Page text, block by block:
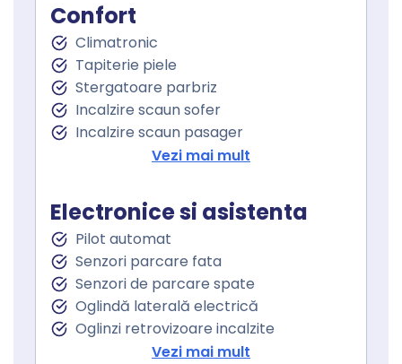
Confort
Climatronic
Tapiterie piele
Stergatoare parbriz
Incalzire scaun sofer
Incalzire scaun pasager
Volan de piele
Volan cu comenzi
Keyless go
Pornire motor Keyless
Senzor ploaie
Geamuri fata electrice
Geamuri spate electrice
Vezi mai mult
Electronice si asistenta
Pilot automat
Senzori parcare fata
Senzori de parcare spate
Oglindă laterală electrică
Oglinzi retrovizoare incalzite
Oglinzi exterioare rabatabile electric
Vezi mai mult